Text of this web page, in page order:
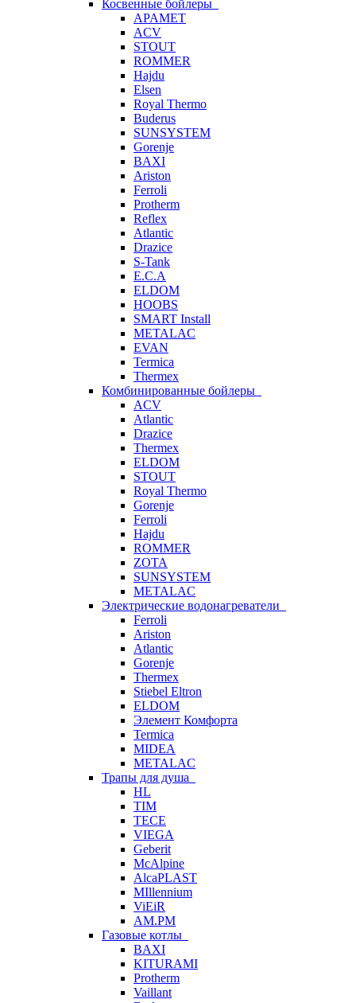
Косвенные бойлеры
APAMET
ACV
STOUT
ROMMER
Hajdu
Elsen
Royal Thermo
Buderus
SUNSYSTEM
Gorenje
BAXI
Ariston
Ferroli
Protherm
Reflex
Atlantic
Drazice
S-Tank
E.C.A
ELDOM
HOOBS
SMART Install
METALAC
EVAN
Termica
Thermex
Комбинированные бойлеры
ACV
Atlantic
Drazice
Thermex
ELDOM
STOUT
Royal Thermo
Gorenje
Ferroli
Hajdu
ROMMER
ZOTA
SUNSYSTEM
METALAC
Электрические водонагреватели
Ferroli
Ariston
Atlantic
Gorenje
Thermex
Stiebel Eltron
ELDOM
Элемент Комфорта
Termica
MIDEA
METALAC
Трапы для душа
HL
TIM
TECE
VIEGA
Geberit
McAlpine
AlcaPLAST
MIllennium
ViEiR
AM.PM
Газовые котлы
BAXI
KITURAMI
Protherm
Vaillant